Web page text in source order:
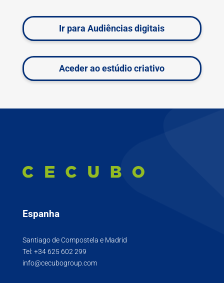
Ir para Audiências digitais
Aceder ao estúdio criativo
Espanha
Santiago de Compostela e Madrid
Tel: +34 625 602 299
info@cecubogroup.com